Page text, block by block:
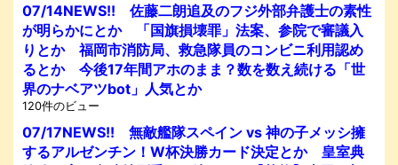
07/14NEWS!! 佐藤二朗追及のフジ外部弁護士の素性
が明らかにとか 「国旗損壊罪」法案、参院で審議入
りとか 福岡市消防局、救急隊員のコンビニ利用認め
るとか 今後17年間アホのまま？数を数え続ける「世
界のナベアツbot」人気とか
120件のビュー
07/17NEWS!! 無敵艦隊スペイン vs 神の子メッシ擁
するアルゼンチン！W杯決勝カード決定とか 皇室典